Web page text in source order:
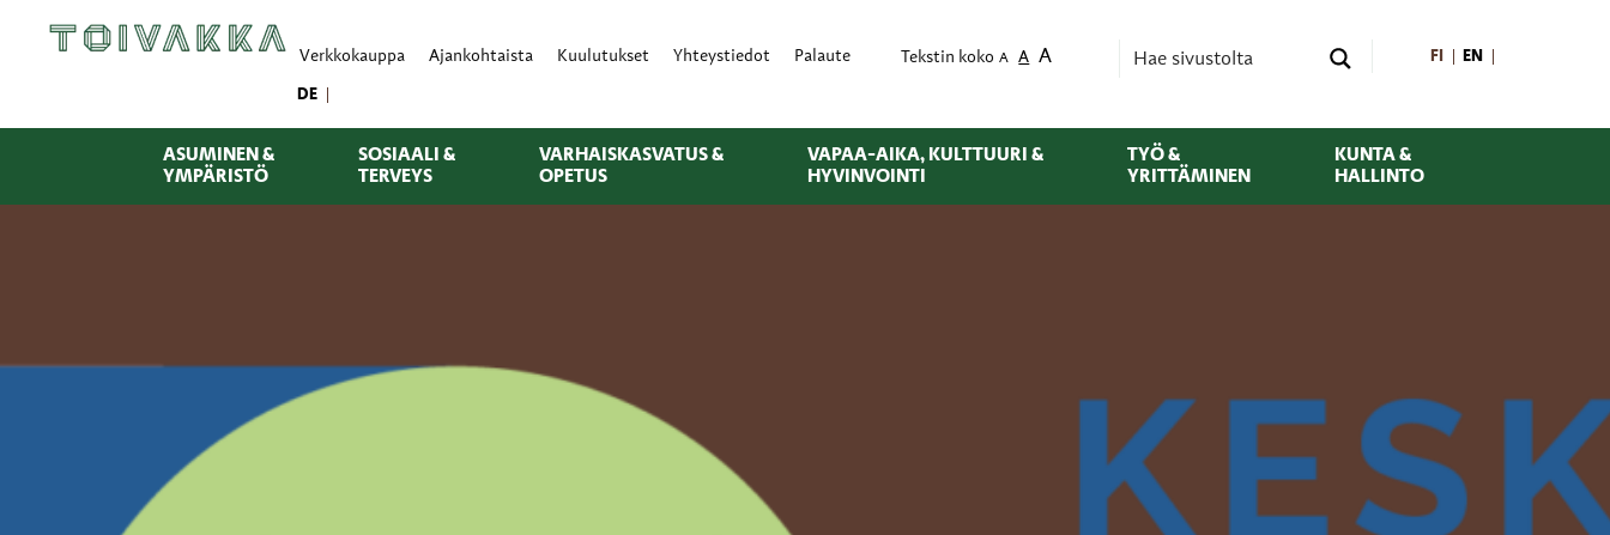
Verkkokauppa Ajankohtaista Kuulutukset Yhteystiedot Palaute Tekstin koko A A A FI EN
DE
ASUMINEN &
YMPÄRISTÖ
SOSIAALI &
TERVEYS
VARHAISKASVATUS &
OPETUS
VAPAA-AIKA, KULTTUURI &
HYVINVOINTI
TYÖ &
YRITTÄMINEN
KUNTA &
HALLINTO